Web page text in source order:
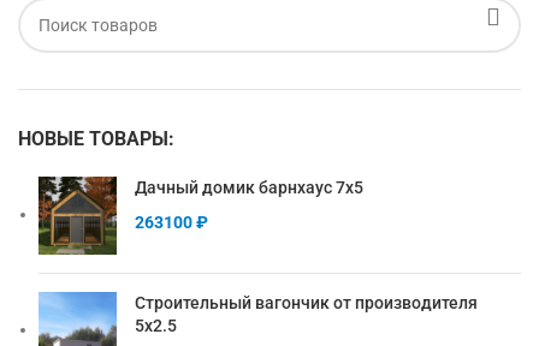
НОВЫЕ ТОВАРЫ:
Дачный домик барнхаус 7х5
263100₽
Строительный вагончик от производителя
5х2.5